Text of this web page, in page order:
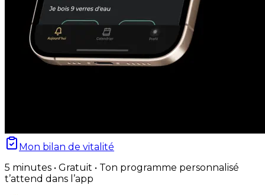
Mon bilan de vitalité
5 minutes • Gratuit • Ton programme personnalisé
t’attend dans l’app